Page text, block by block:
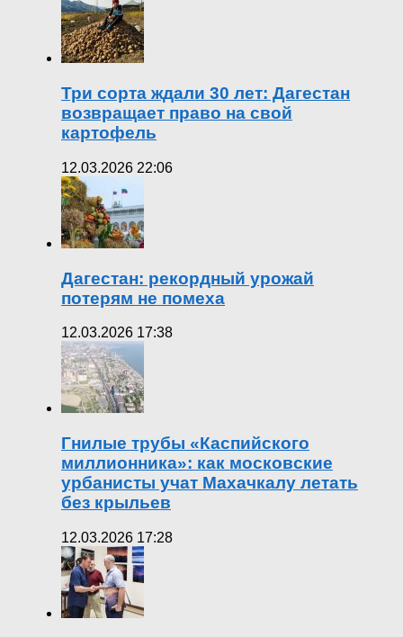
Три сорта ждали 30 лет: Дагестан
возвращает право на свой
картофель
12.03.2026 22:06
Дагестан: рекордный урожай
потерям не помеха
12.03.2026 17:38
Гнилые трубы «Каспийского
миллионника»: как московские
урбанисты учат Махачкалу летать
без крыльев
12.03.2026 17:28